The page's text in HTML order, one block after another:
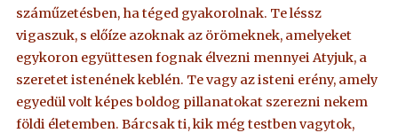
száműzetésben, ha téged gyakorolnak. Te léssz
vigaszuk, s előíze azoknak az örömeknek, amelyeket
egykoron együttesen fognak élvezni mennyei Atyjuk, a
szeretet istenének keblén. Te vagy az isteni erény, amely
egyedül volt képes boldog pillanatokat szerezni nekem
földi életemben. Bárcsak ti, kik még testben vagytok,